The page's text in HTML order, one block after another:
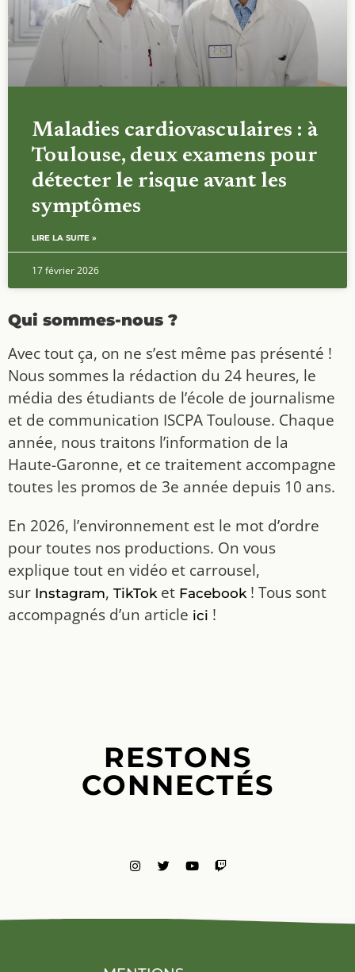
Maladies cardiovasculaires : à
Toulouse, deux examens pour
détecter le risque avant les
symptômes
LIRE LA SUITE »
17 février 2026
Qui sommes-nous ?
Avec tout ça, on ne s’est même pas présenté !
Nous sommes la rédaction du 24 heures, le
média des étudiants de l’école de journalisme
et de communication ISCPA Toulouse. Chaque
année, nous traitons l’information de la
Haute-Garonne, et ce traitement accompagne
toutes les promos de 3e année depuis 10 ans.
En 2026, l’environnement est le mot d’ordre
pour toutes nos productions. On vous
explique tout en vidéo et carrousel,
sur Instagram, TikToket Facebook! Tous sont
accompagnés d’un article ici !
RESTONS
CONNECTÉS